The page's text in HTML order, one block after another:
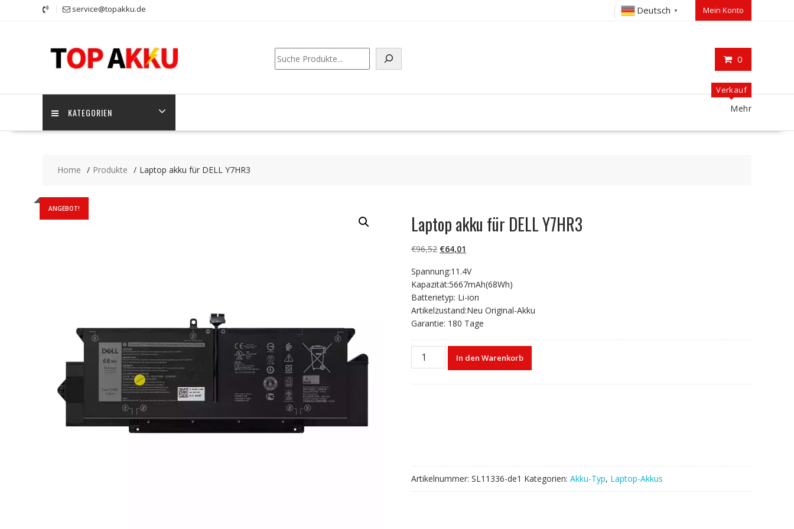
service@topakku.de Deutsch ▼ Mein Konto
0
Suchen
KATEGORIEN
Verkauf
Mehr
Home Produkte Laptop akku für DELL Y7HR3
ANGEBOT!
Laptop akku für DELL Y7HR3
€96,52 Ursprünglicher
war:
€96,52
€64,01
ist:
€64,01.
Spannung:11.4V
Kapazität:5667mAh(68Wh)
Batterietyp: Li-ion
Artikelzustand:Neu Original-Akku
Garantie: 180 Tage
Laptop
akku
In den Warenkorb
Artikelnummer: SL11336-de1 Kategorien: Akku-Typ, Laptop-Akkus